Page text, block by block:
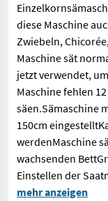
diese Maschine
Zwiebeln,
Maschine sät
jetzt verwendet,
Maschine fehlen
säen.Sämaschine
150cm
werdenMaschine
wachsenden
Einstellen der
Accord
mehr anzeigen